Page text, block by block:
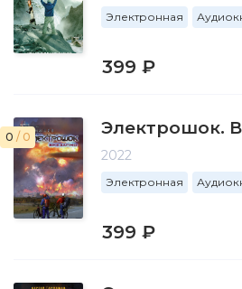
Электронная
399 ₽
0 / 0 Электрошок.
2022
Электронная
399 ₽